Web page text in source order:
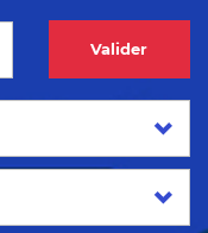
Valider